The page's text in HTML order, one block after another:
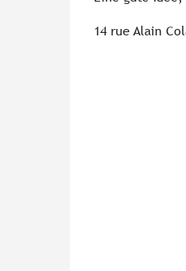
14 rue Alain